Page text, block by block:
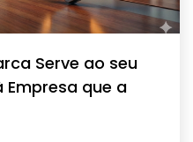
Serve ao seu
Empresa que a